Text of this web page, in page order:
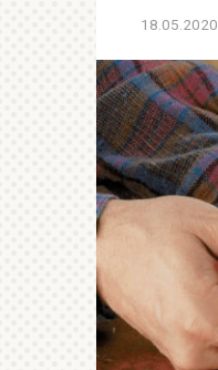
18.05.2020